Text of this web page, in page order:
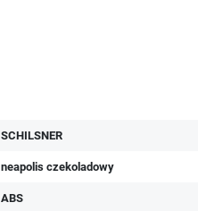
SCHILSNER
neapolis czekoladowy
ABS